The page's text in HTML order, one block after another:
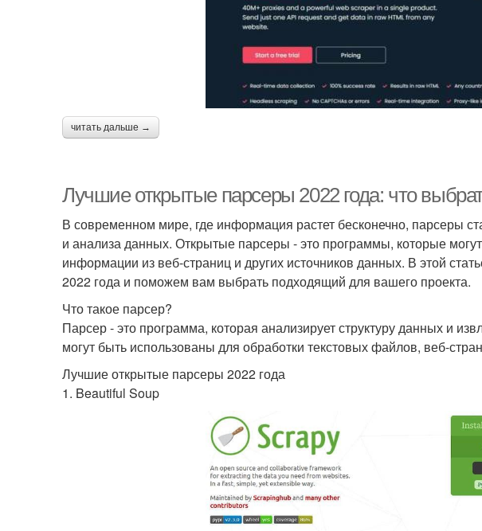
читать дальше →
Лучшие открытые парсеры 2022 года: что
В современном мире, где информация растет бесконечно, парсеры
и анализа данных. Открытые парсеры - это программы, которые
информации из веб-страниц и других источников данных. В этой
2022 года и поможем вам выбрать подходящий для вашего проекта.
Что такое парсер?
Парсер - это программа, которая анализирует структуру данных и
могут быть использованы для обработки текстовых файлов, веб-
Лучшие открытые парсеры 2022 года
1. Beautiful Soup